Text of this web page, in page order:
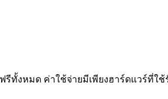
ทั้งหมด ค่าใช้จ่ายมีเพียงฮาร์ดแวร์ที่ใช้รั